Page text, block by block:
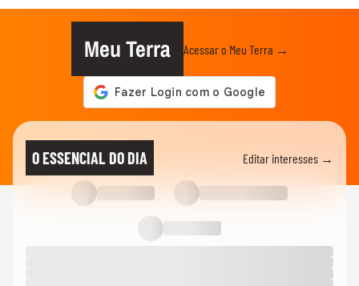
Meu Terra Acessar o Meu Terra →
O ESSENCIAL DO DIA Editar interesses →